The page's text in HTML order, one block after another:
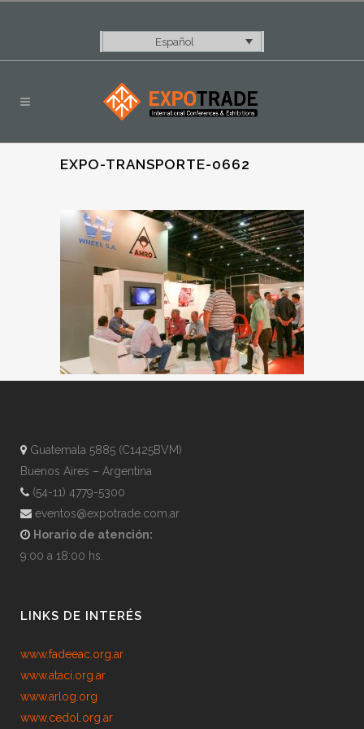
Español
EXPO-TRANSPORTE-0662
Guatemala 5885 (C1425BVM)
Buenos Aires – Argentina
(54-11) 4779-5300
eventos@expotrade.com.ar
Horario de atención:
9:00 a 18:00 hs.
LINKS DE INTERÉS
www.fadeeac.org.ar
www.ataci.org.ar
www.arlog.org
www.cedol.org.ar